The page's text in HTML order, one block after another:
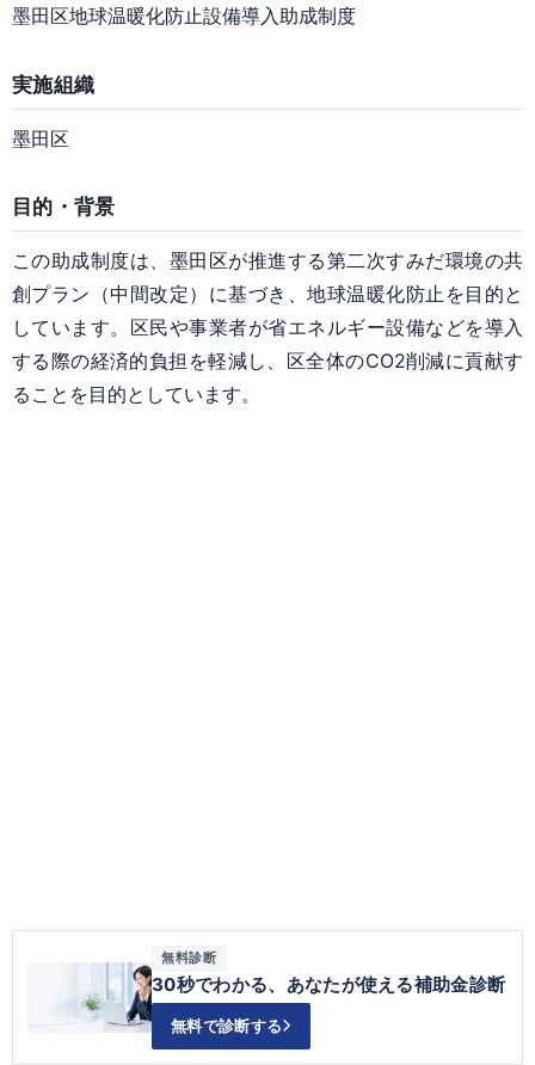
墨田区地球温暖化防止設備導入助成制度
実施組織
墨田区
目的・背景
この助成制度は、墨田区が推進する第二次すみだ環境の共
創プラン（中間改定）に基づき、地球温暖化防止を目的と
しています。区民や事業者が省エネルギー設備などを導入
する際の経済的負担を軽減し、区全体のCO2削減に貢献す
ることを目的としています。
無料診断
30秒でわかる、あなたが使える補助金診断
無料で診断する